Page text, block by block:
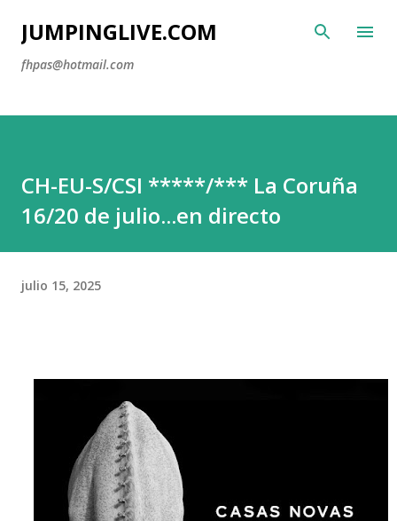
Ir al contenido principal
JUMPINGLIVE.COM
fhpas@hotmail.com
CH-EU-S/CSI *****/*** La Coruña
16/20 de julio...en directo
julio 15, 2025